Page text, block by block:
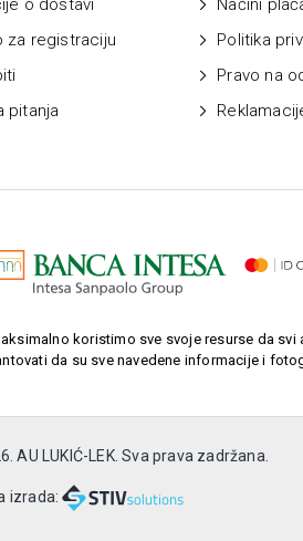
o dostavi
za registraciju
pitanja
Načini
Politika
Pravo na
koristimo sve svoje resurse da
da su sve navedene informacije i
AU LUKIĆ-LEK. Sva prava zadržana.
izrada: